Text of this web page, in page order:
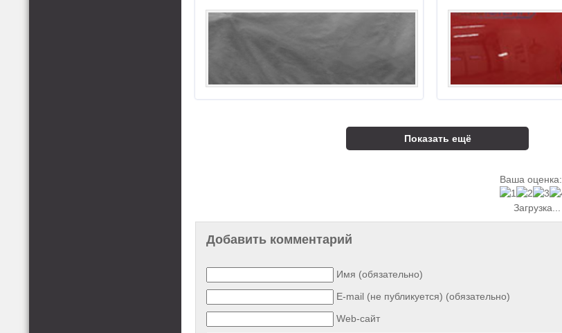
Показать ещё
Ваша оценка:
Загрузка...
Добавить комментарий
Имя (обязательно)
E-mail (не публикуется) (обязательно)
Web-сайт